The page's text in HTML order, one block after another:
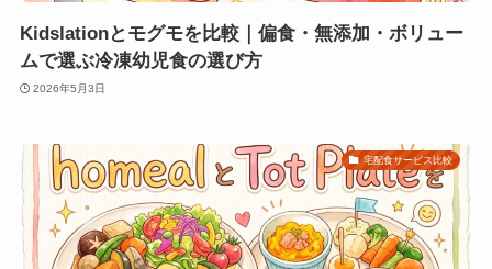
Kidslationとモグモを比較｜偏食・無添加・ボリュー
ムで選ぶ冷凍幼児食の選び方
2026年5月3日
宅配食サービス比較